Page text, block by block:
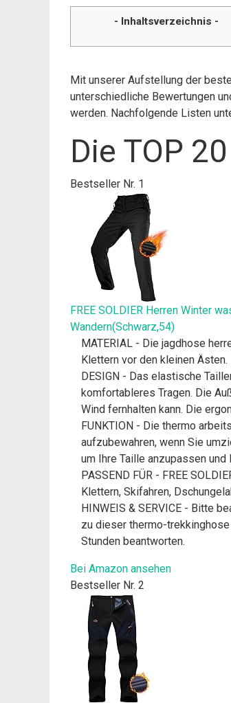
- Inhaltsverzeichnis -
Mit unserer Aufstellung der
unterschiedliche Bewertungen
werden. Nachfolgende Listen
Die TOP
Bestseller Nr. 1
FREE SOLDIER Herren Winter
Wandern(Schwarz,54)
MATERIAL - Die jagdhose
Klettern vor den kleinen
DESIGN - Das elastische
komfortableres Tragen. Die
Wind fernhalten kann. Die
FUNKTION - Die thermo
aufzubewahren, wenn Sie
um Ihre Taille anzupassen
PASSEND FÜR - FREE
Klettern, Skifahren,
HINWEIS & SERVICE - Bitte
zu dieser thermo-
Stunden beantworten.
Bei Amazon ansehen
Bestseller Nr. 2